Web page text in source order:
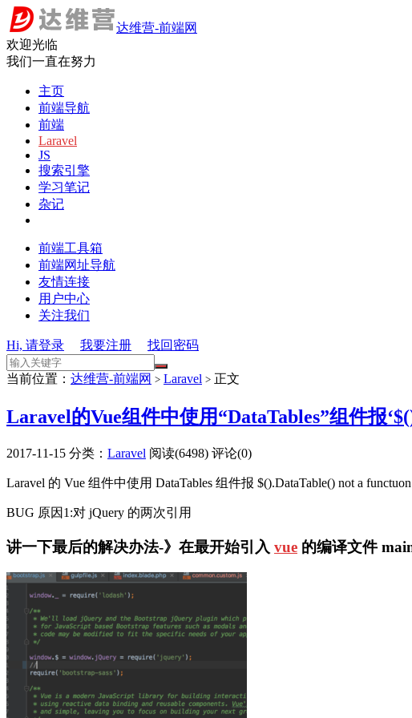
达维营-前端网
欢迎光临
我们一直在努力
主页
前端导航
前端
Laravel
JS
搜索引擎
学习笔记
杂记
前端工具箱
前端网址导航
友情连接
用户中心
关注我们
Hi, 请登录 我要注册 找回密码
当前位置： 达维营-前端网 > Laravel > 正文
Laravel的Vue组件中使用“DataTables”组件报
2017-11-15 分类： Laravel 阅读(6498) 评论(0)
Laravel 的 Vue 组件中使用 DataTables 组件报 $().DataTable() not a
BUG 原因1:对 jQuery 的两次引用
讲一下最后的解决办法-》在最开始引入 vue 的编译文件